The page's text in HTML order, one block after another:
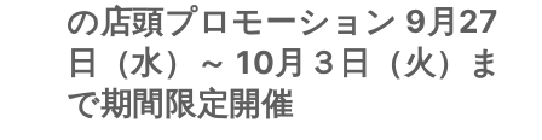
の店頭プロモーション 9月27
日（水）～ 10月３日（火）ま
で期間限定開催